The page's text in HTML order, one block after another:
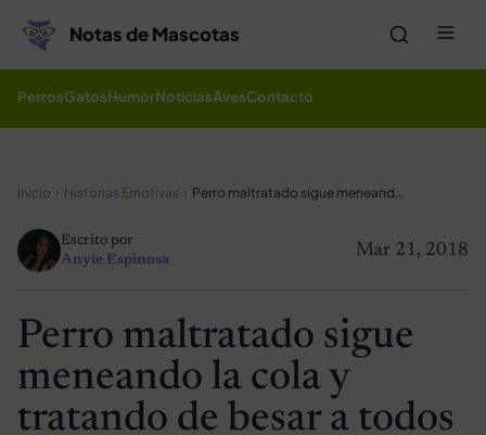
Notas de Mascotas
PerrosGatosHumorNoticiasAvesContacto
Inicio Historias Emotivas Perro maltratado sigue meneando la cola y tratando de besar a todos
Mar 21, 2018
Escrito por
Anyie Espinosa
Perro maltratado sigue
meneando la cola y
tratando de besar a todos